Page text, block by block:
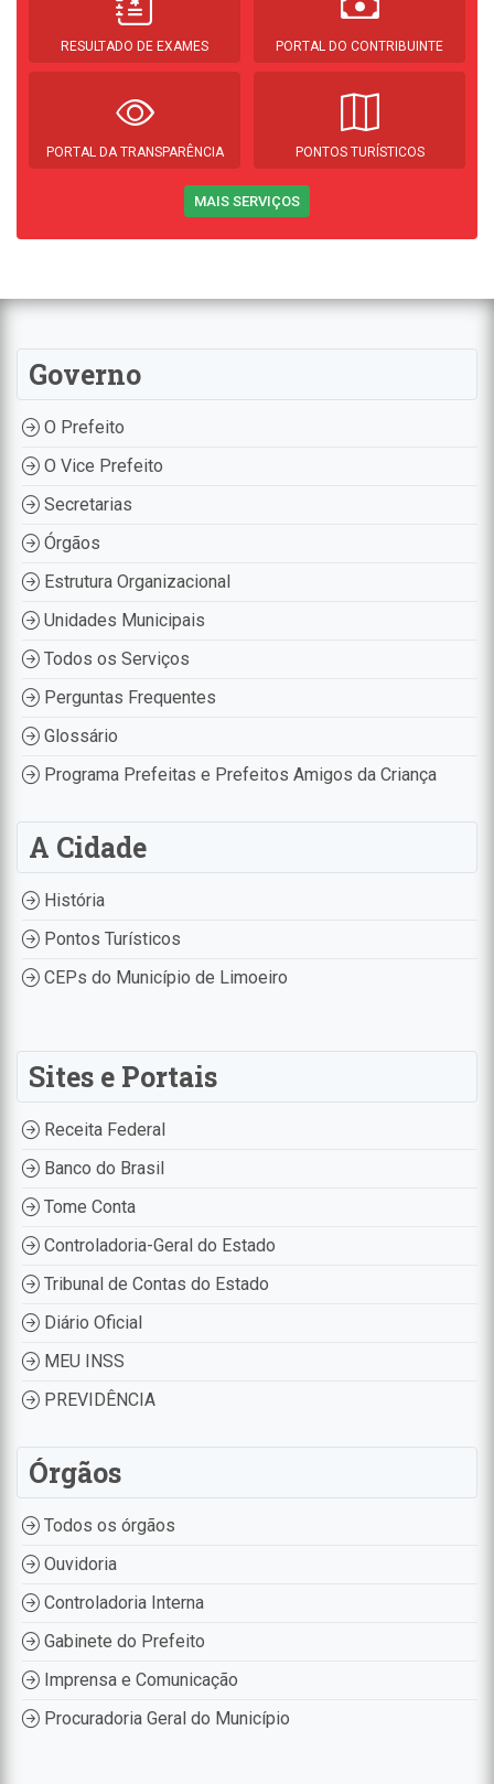
RESULTADO DE EXAMES PORTAL DO CONTRIBUINTE
PORTAL DA TRANSPARÊNCIA PONTOS TURÍSTICOS
MAIS SERVIÇOS
Governo
O Prefeito
O Vice Prefeito
Secretarias
Órgãos
Estrutura Organizacional
Unidades Municipais
Todos os Serviços
Perguntas Frequentes
Glossário
Programa Prefeitas e Prefeitos Amigos da Criança
A Cidade
História
Pontos Turísticos
CEPs do Município de Limoeiro
Sites e Portais
Receita Federal
Banco do Brasil
Tome Conta
Controladoria-Geral do Estado
Tribunal de Contas do Estado
Diário Oficial
MEU INSS
PREVIDÊNCIA
Órgãos
Todos os órgãos
Ouvidoria
Controladoria Interna
Gabinete do Prefeito
Imprensa e Comunicação
Procuradoria Geral do Município